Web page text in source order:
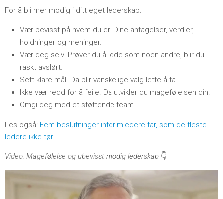
For å bli mer modig i ditt eget lederskap:
Vær bevisst på hvem du er: Dine antagelser, verdier,
holdninger og meninger.
Vær deg selv. Prøver du å lede som noen andre, blir du
raskt avslørt.
Sett klare mål. Da blir vanskelige valg lette å ta.
Ikke vær redd for å feile. Da utvikler du magefølelsen din.
Omgi deg med et støttende team.
Les også: Fem beslutninger interimledere tar, som de fleste
ledere ikke tør
Video: Magefølelse og ubevisst modig lederskap 👇